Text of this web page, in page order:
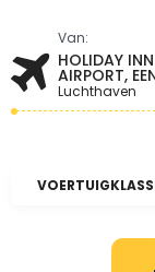
Van:
HOLIDAY
AIRPORT,
Luchthaven